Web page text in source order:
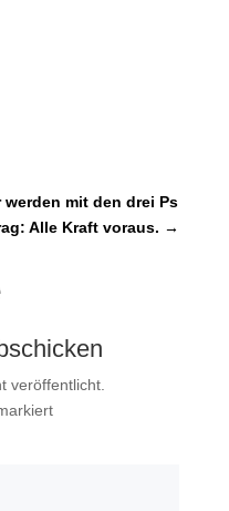
mit den drei Ps
Alle Kraft voraus. →
veröffentlicht.